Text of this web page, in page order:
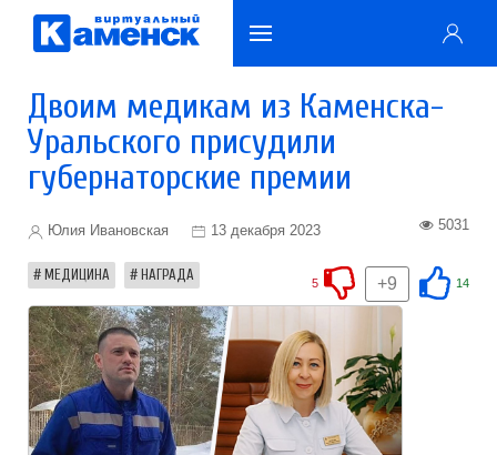
Двоим медикам из Каменска-
Уральского присудили
губернаторские премии
Юлия Ивановская 13 декабря 2023 5031
МЕДИЦИНА НАГРАДА 14
+9
5